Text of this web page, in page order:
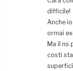
difficile!
Anche
ormai
Ma il ns
costi